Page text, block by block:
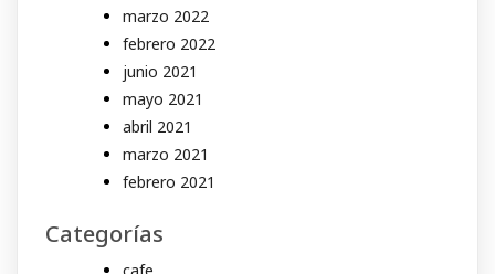
marzo 2022
febrero 2022
junio 2021
mayo 2021
abril 2021
marzo 2021
febrero 2021
Categorías